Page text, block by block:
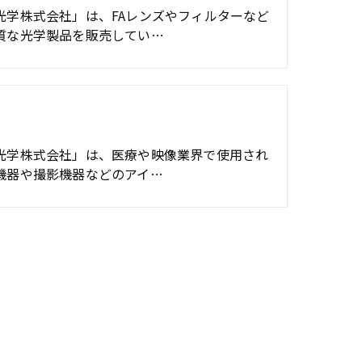
学株式会社」は、FAレンズやフィルターなど
な光学製品を販売してい…
学株式会社」は、医療や映像業界で使用され
器や撮影機器などのアイ…